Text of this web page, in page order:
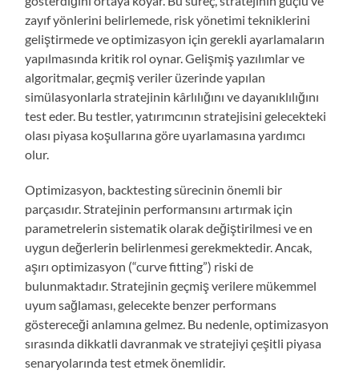
zayıf yönlerini belirlemede, risk yönetimi tekniklerini
geliştirmede ve optimizasyon için gerekli ayarlamaların
yapılmasında kritik rol oynar. Gelişmiş yazılımlar ve
algoritmalar, geçmiş veriler üzerinde yapılan
simülasyonlarla stratejinin kârlılığını ve dayanıklılığını
test eder. Bu testler, yatırımcının stratejisini gelecekteki
olası piyasa koşullarına göre uyarlamasına yardımcı
olur.
Optimizasyon, backtesting sürecinin önemli bir
parçasıdır. Stratejinin performansını artırmak için
parametrelerin sistematik olarak değiştirilmesi ve en
uygun değerlerin belirlenmesi gerekmektedir. Ancak,
aşırı optimizasyon (“curve fitting”) riski de
bulunmaktadır. Stratejinin geçmiş verilere mükemmel
uyum sağlaması, gelecekte benzer performans
göstereceği anlamına gelmez. Bu nedenle, optimizasyon
sırasında dikkatli davranmak ve stratejiyi çeşitli piyasa
senaryolarında test etmek önemlidir.